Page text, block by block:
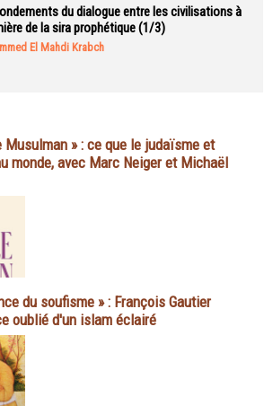
du dialogue entre les civilisations à
de la sira prophétique (1/3)
El Mahdi Krabch
» : ce que le judaïsme et
monde, avec Marc Neiger et Michaël
du soufisme » : François Gautier
oublié d'un islam éclairé